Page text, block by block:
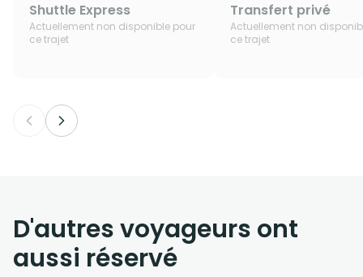
Shuttle Express
Actuellement non disponible pour
ce trajet
Transfert privé
Actuellement non
ce trajet
D'autres voyageurs ont
aussi réservé